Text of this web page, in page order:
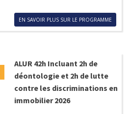
EN SAVOIR PLUS SUR LE PROGRAMME
ALUR 42h Incluant 2h de
déontologie et 2h de lutte
contre les discriminations en
immobilier 2026